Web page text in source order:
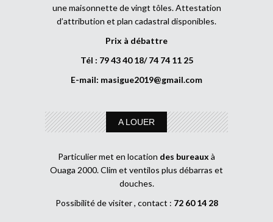
une maisonnette de vingt tôles. Attestation
d’attribution et plan cadastral disponibles.
Prix à débattre
Tél : 79 43 40 18/ 74 74 11 25
E-mail: masigue2019@gmail.com
A LOUER
Particulier met en location des bureaux à
Ouaga 2000. Clim et ventilos plus débarras et
douches.
Possibilité de visiter , contact : 72 60 14 28